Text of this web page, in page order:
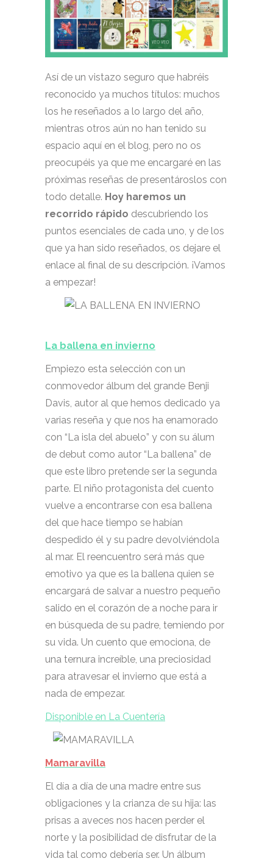
Así de un vistazo seguro que habréis
reconocido ya muchos títulos: muchos
los he reseñados a lo largo del año,
mientras otros aún no han tenido su
espacio aquí en el blog, pero no os
preocupéis ya que me encargaré en las
próximas reseñas de presentároslos con
todo detalle. Hoy haremos un
recorrido rápido descubriendo los
puntos esenciales de cada uno, y de los
que ya han sido reseñados, os dejare el
enlace al final de su descripción. ¡Vamos
a empezar!
La ballena en invierno
Empiezo esta selección con un
conmovedor álbum del grande Benji
Davis, autor al que hemos dedicado ya
varias reseña y que nos ha enamorado
con “La isla del abuelo” y con su álum
de debut como autor “La ballena” de
que este libro pretende ser la segunda
parte. El niño protagonista del cuento
vuelve a encontrarse con esa ballena
del que hace tiempo se habían
despedido él y su padre devolviéndola
al mar. El reencuentro será más que
emotivo ya que es la ballena quien se
encargará de salvar a nuestro pequeño
salido en el corazón de a noche para ir
en búsqueda de su padre, temiendo por
su vida. Un cuento que emociona, de
una ternura increíble, una preciosidad
para atravesar el invierno que está a
nada de empezar.
Disponible en La Cuentería
Mamaravilla
El día a día de una madre entre sus
obligaciones y la crianza de su hija: las
prisas a aveces nos hacen perder el
norte y la posibilidad de disfrutar de la
vida tal como debería ser. Un álbum